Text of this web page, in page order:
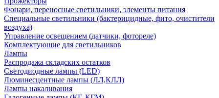
Фонари, переносные светильники, элементы питания
Специальные светильники (бактерицидные, фито, очистители
воздуха)
Управление освещением (датчики, фотореле)
Комплектующие для светильников
Лампы
Распродажа складских остатков
Светодиодные лампы (LED)
Люминесцентные лампы (ЛЛ,КЛЛ)
Лампы накаливания